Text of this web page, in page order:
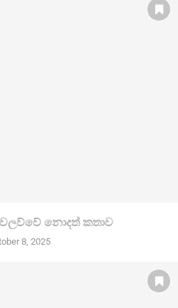
නොදත් කතාව
8, 2025